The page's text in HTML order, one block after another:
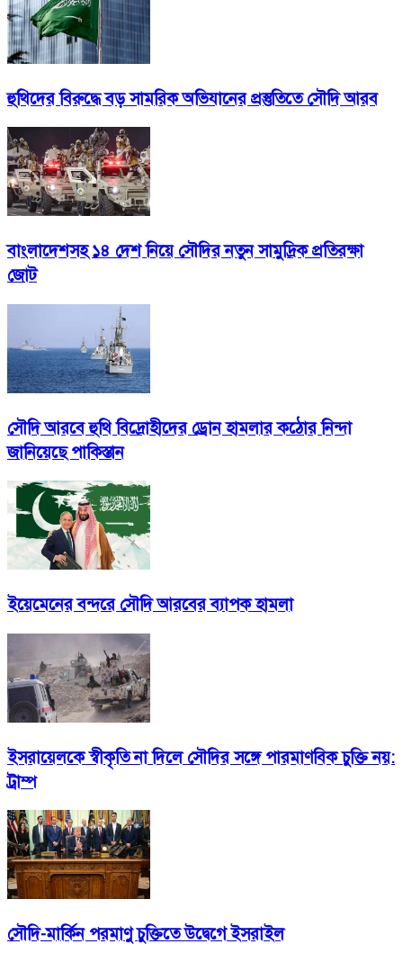
হুথিদের বিরুদ্ধে বড় সামরিক অভিযানের প্রস্তুতিতে সৌদি আরব
বাংলাদেশসহ ১৪ দেশ নিয়ে সৌদির নতুন সামুদ্রিক প্রতিরক্ষা
জোট
সৌদি আরবে হুথি বিদ্রোহীদের ড্রোন হামলার কঠোর নিন্দা
জানিয়েছে পাকিস্তান
ইয়েমেনের বন্দরে সৌদি আরবের ব্যাপক হামলা
ইসরায়েলকে স্বীকৃতি না দিলে সৌদির সঙ্গে পারমাণবিক চুক্তি নয়:
ট্রাম্প
সৌদি-মার্কিন পরমাণু চুক্তিতে উদ্বেগে ইসরাইল